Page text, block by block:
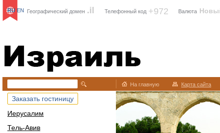
Израиль
Географический домен .il Телефонный код +972 Валюта
RU EN
На главную Карта сайта
Заказать гостиницу
Иерусалим
Тель-Авив